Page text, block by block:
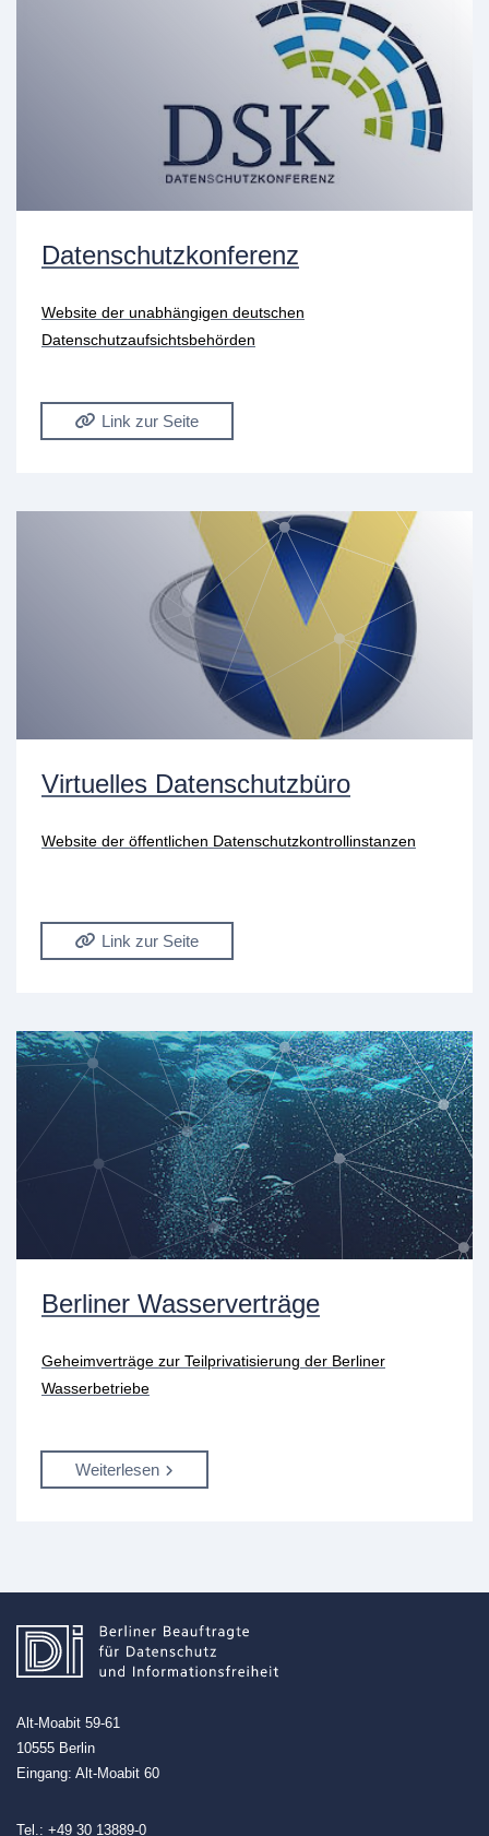
Datenschutzkonferenz
Website der unabhängigen deutschen
Datenschutzaufsichtsbehörden
Link zur Seite
Virtuelles Datenschutzbüro
Website der öffentlichen Datenschutzkontrollinstanzen
Link zur Seite
Berliner Wasserverträge
Geheimverträge zur Teilprivatisierung der Berliner
Wasserbetriebe
Weiterlesen
Alt-Moabit 59-61
10555 Berlin
Eingang: Alt-Moabit 60
Tel.: +49 30 13889-0